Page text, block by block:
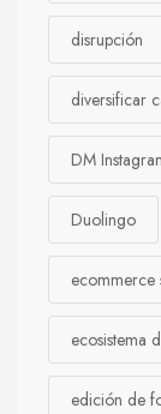
disrupción
diversificar
DM
Duolingo
ecommerce
ecosistema
edición de